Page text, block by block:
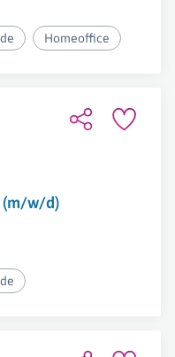
Homeoffice
w/d)